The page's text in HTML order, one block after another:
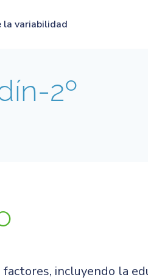
la variabilidad
2º
incluyendo la